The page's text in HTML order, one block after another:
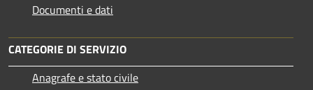
Documenti e dati
CATEGORIE DI SERVIZIO
Anagrafe e stato civile